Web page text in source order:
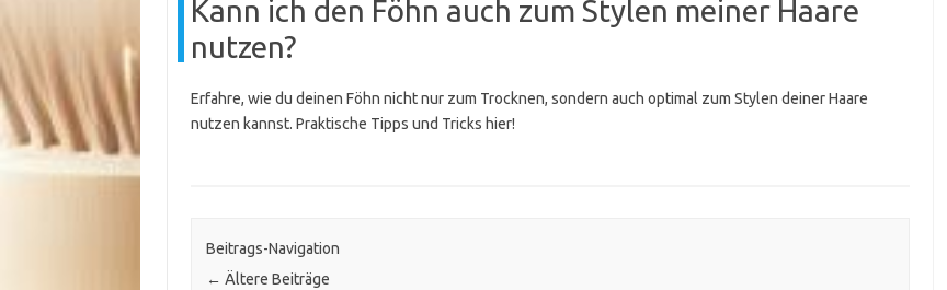
Kann ich den Föhn auch zum Stylen meiner Haare
nutzen?
Erfahre, wie du deinen Föhn nicht nur zum Trocknen, sondern auch optimal zum Stylen deiner Haare
nutzen kannst. Praktische Tipps und Tricks hier!
Beitrags-Navigation
← Ältere Beiträge